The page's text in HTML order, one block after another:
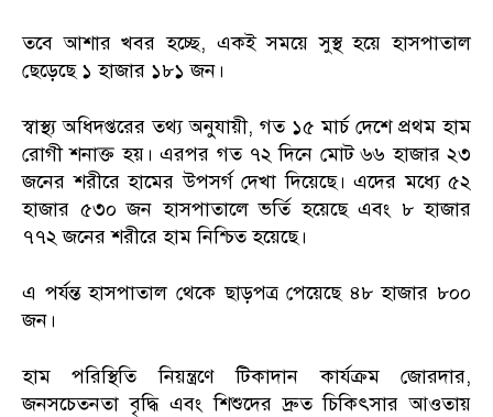
তবে আশার খবর হচ্ছে, একই সময়ে সুস্থ হয়ে হাসপাতাল
ছেড়েছে ১ হাজার ১৮১ জন।
স্বাস্থ্য অধিদপ্তরের তথ্য অনুযায়ী, গত ১৫ মার্চ দেশে প্রথম হাম
রোগী শনাক্ত হয়। এরপর গত ৭২ দিনে মোট ৬৬ হাজার ২৩
জনের শরীরে হামের উপসর্গ দেখা দিয়েছে। এদের মধ্যে ৫২
হাজার ৫৩০ জন হাসপাতালে ভর্তি হয়েছে এবং ৮ হাজার
৭৭২ জনের শরীরে হাম নিশ্চিত হয়েছে।
এ পর্যন্ত হাসপাতাল থেকে ছাড়পত্র পেয়েছে ৪৮ হাজার ৮০০
জন।
হাম পরিস্থিতি নিয়ন্ত্রণে টিকাদান কার্যক্রম জোরদার,
জনসচেতনতা বৃদ্ধি এবং শিশুদের দ্রুত চিকিৎসার আওতায়